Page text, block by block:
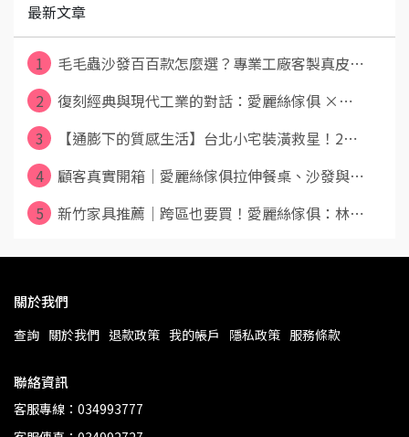
最新文章
1
毛毛蟲沙發百百款怎麼選？專業工廠客製真皮⋯
2
復刻經典與現代工業的對話：愛麗絲傢俱 ×⋯
3
【通膨下的質感生活】台北小宅裝潢救星！2⋯
4
顧客真實開箱｜愛麗絲傢俱拉伸餐桌、沙發與⋯
5
新竹家具推薦｜跨區也要買！愛麗絲傢俱：林⋯
關於我們
查詢 關於我們 退款政策 我的帳戶 隱私政策 服務條款
聯絡資訊
客服專線：034993777